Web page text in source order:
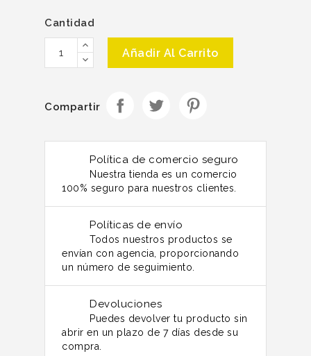
Cantidad
Añadir Al Carrito
Compartir
Política de comercio seguro
Nuestra tienda es un comercio
100% seguro para nuestros clientes.
Políticas de envío
Todos nuestros productos se
envían con agencia, proporcionando
un número de seguimiento.
Devoluciones
Puedes devolver tu producto sin
abrir en un plazo de 7 días desde su
compra.